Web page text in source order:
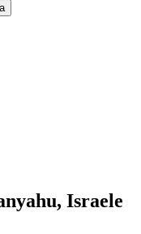
Israele